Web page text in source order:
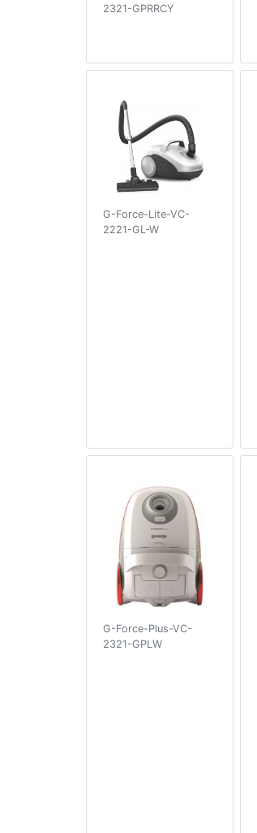
2321-GPRRCY
G-Force-Lite-VC-
2221-GL-W
G-Force-Plus-VC-
2321-GPLW